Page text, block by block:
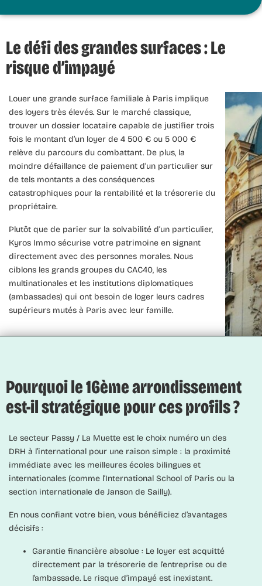
Le défi des grandes surfaces : Le
risque d’impayé
Louer une grande surface familiale à Paris implique
des loyers très élevés. Sur le marché classique,
trouver un dossier locataire capable de justifier trois
fois le montant d’un loyer de 4 500 € ou 5 000 €
relève du parcours du combattant. De plus, la
moindre défaillance de paiement d’un particulier sur
de tels montants a des conséquences
catastrophiques pour la rentabilité et la trésorerie du
propriétaire.
Plutôt que de parier sur la solvabilité d’un particulier,
Kyros Immo sécurise votre patrimoine en signant
directement avec des personnes morales. Nous
ciblons les grands groupes du CAC40, les
multinationales et les institutions diplomatiques
(ambassades) qui ont besoin de loger leurs cadres
supérieurs mutés à Paris avec leur famille.
Pourquoi le 16ème arrondissement
est-il stratégique pour ces profils ?
Le secteur Passy / La Muette est le choix numéro un des
DRH à l’international pour une raison simple : la proximité
immédiate avec les meilleures écoles bilingues et
internationales (comme l’International School of Paris ou la
section internationale de Janson de Sailly).
En nous confiant votre bien, vous bénéficiez d’avantages
décisifs :
Garantie financière absolue : Le loyer est acquitté
directement par la trésorerie de l’entreprise ou de
l’ambassade. Le risque d’impayé est inexistant.